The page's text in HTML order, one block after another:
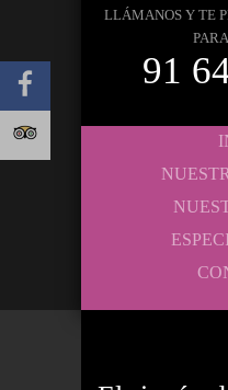
LLÁMANOS Y TE
91